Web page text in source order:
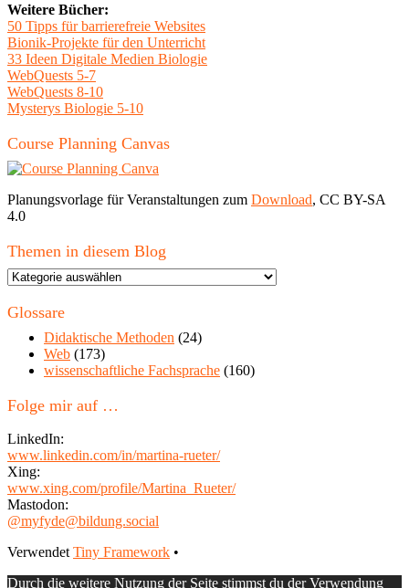
Weitere Bücher:
50 Tipps für barrierefreie Websites
Bionik-Projekte für den Unterricht
33 Ideen Digitale Medien Biologie
WebQuests 5-7
WebQuests 8-10
Mysterys Biologie 5-10
Course Planning Canvas
Planungsvorlage für Veranstaltungen zum Download, CC BY-SA
4.0
Themen in diesem Blog
Themen
diesem
Glossare
Didaktische Methoden (24)
Web (173)
wissenschaftliche Fachsprache (160)
Folge mir auf …
LinkedIn:
www.linkedin.com/in/martina-rueter/
Xing:
www.xing.com/profile/Martina_Rueter/
Mastodon:
@myfyde@bildung.social
Footer
Inhalt
Verwendet Tiny Framework •
Durch die weitere Nutzung der Seite stimmst du der Verwendung